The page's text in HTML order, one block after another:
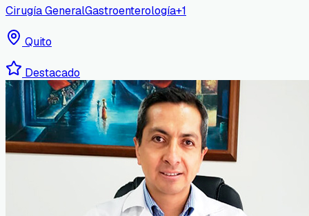
Cirugía GeneralGastroenterología+1
Quito
Destacado